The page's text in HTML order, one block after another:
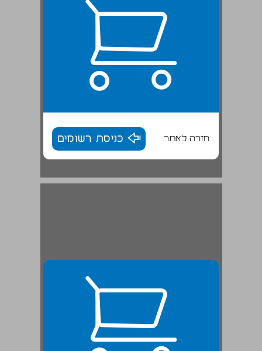
חזרה לאתר כניסת רשומים